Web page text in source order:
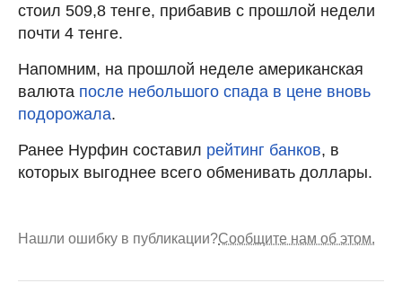
стоил 509,8 тенге, прибавив с прошлой недели
почти 4 тенге.
Напомним, на прошлой неделе американская
валюта после небольшого спада в цене вновь
подорожала.
Ранее Нурфин составил рейтинг банков, в
которых выгоднее всего обменивать доллары.
Нашли ошибку в публикации?Сообщите нам об этом.